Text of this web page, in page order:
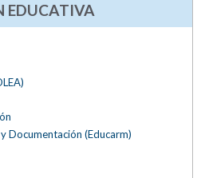
EDUCATIVA
Documentación (Educarm)